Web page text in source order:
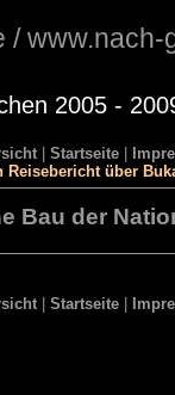
/www.nach-
2005 -
| Startseite |
Reisebericht über
Bau der
Startseite